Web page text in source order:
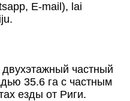
E-mail), lai
частный
35.6 га с частным
езды от Риги.